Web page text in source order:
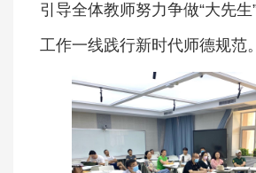
引导全体教师努力争做“大先
工作一线践行新时代师德规范。